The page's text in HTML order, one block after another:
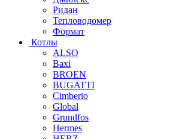
Ридан
Тепловодомер
Формат
Котлы
ALSO
Baxi
BROEN
BUGATTI
Cimberio
Global
Grundfos
Hermes